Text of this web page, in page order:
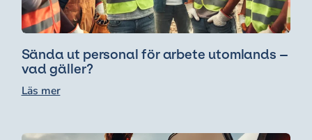
Sända ut personal för arbete utomlands –
vad gäller?
Läs mer